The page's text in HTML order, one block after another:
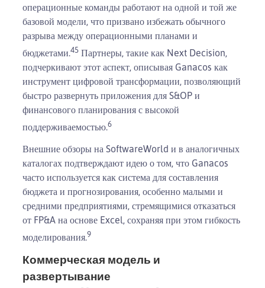
операционные команды работают на одной и той же
базовой модели, что призвано избежать обычного
разрыва между операционными планами и
бюджетами.45 Партнеры, такие как Next Decision,
подчеркивают этот аспект, описывая Ganacos как
инструмент цифровой трансформации, позволяющий
быстро развернуть приложения для S&OP и
финансового планирования с высокой
поддерживаемостью.6
Внешние обзоры на SoftwareWorld и в аналогичных
каталогах подтверждают идею о том, что Ganacos
часто используется как система для составления
бюджета и прогнозирования, особенно малыми и
средними предприятиями, стремящимися отказаться
от FP&A на основе Excel, сохраняя при этом гибкость
моделирования.9
Коммерческая модель и
развертывание